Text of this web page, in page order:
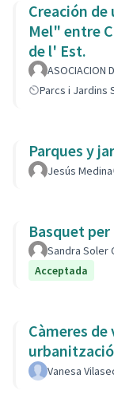
Creación de
Mel" entre
de l' Est.
ASOCIACION
Parcs i Jardins
Parques y
Jesús Medina
Basquet
Sandra Soler
Acceptada
Càmeres
Vanesa